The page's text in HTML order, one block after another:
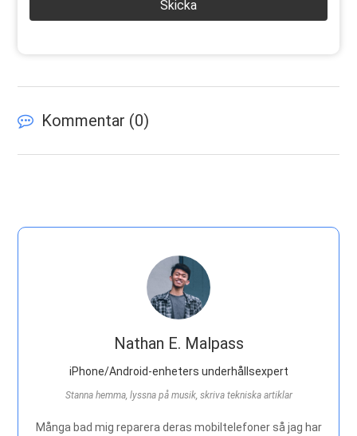
Skicka
Kommentar (0)
Nathan E. Malpass
iPhone/Android-enheters underhållsexpert
Stanna hemma, lyssna på musik, skriva tekniska artiklar
Många bad mig reparera deras mobiltelefoner så jag har